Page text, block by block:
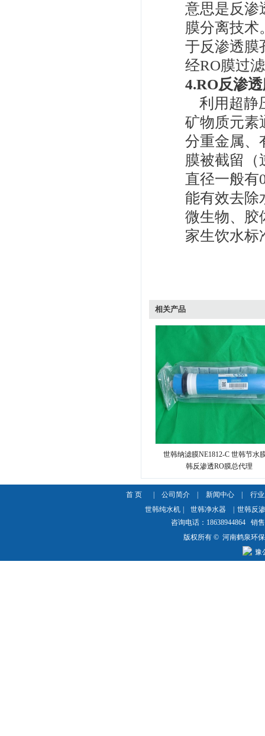
意思是反渗
膜分离技术
于反渗透膜
经RO膜过
4.RO反渗
利用超静
矿物质元素
分重金属、
膜被截留（
直径一般有
能有效去除
微生物、胶
家生饮水标
相关产品
世韩纳滤膜NE1812-C 世韩节水
韩反渗透RO膜总代理
首 页 公司简介 新闻中心
行
世韩纯水机
世韩净水器
世韩反
咨询电话：18638944864 销
版权所有 © 河南鹤泉环
豫